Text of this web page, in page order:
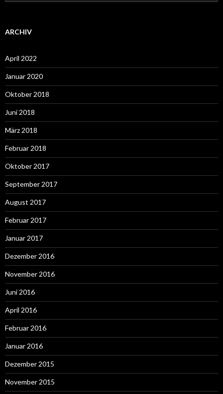
nach:
ARCHIV
April 2022
Januar 2020
Oktober 2018
Juni 2018
März 2018
Februar 2018
Oktober 2017
September 2017
August 2017
Februar 2017
Januar 2017
Dezember 2016
November 2016
Juni 2016
April 2016
Februar 2016
Januar 2016
Dezember 2015
November 2015